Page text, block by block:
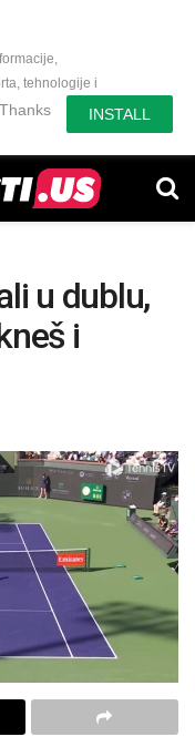
tehnologije i
INSTALL
u dublu,
i